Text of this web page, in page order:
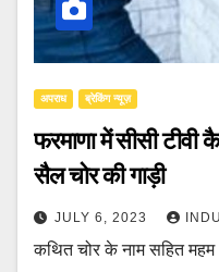
अपराध ब्रेकिंग न्यूज़
फरमाणा में सीसी टीवी
सैल चोर की गाड़ी
JULY 6, 2023
कथित चोर के नाम सहित